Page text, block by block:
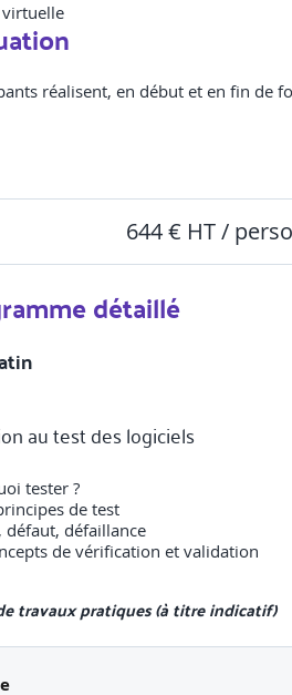
virtuelle
réalisent, en début et en fin de
644 € HT /
détaillé
au test des logiciels
tester ?
de test
défaut, défaillance
de vérification et validation
travaux pratiques (à titre indicatif)